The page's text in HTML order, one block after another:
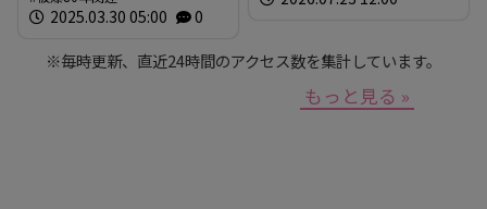
つ “力” と “危うさ”
2025.03.30 05:00 0
※毎時更新、直近24時間のアクセス数を集計しています。
もっと見る »